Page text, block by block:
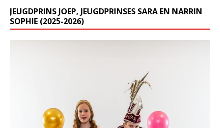
JEUGDPRINS JOEP, JEUGDPRINSES SARA EN NARRIN
SOPHIE (2025-2026)